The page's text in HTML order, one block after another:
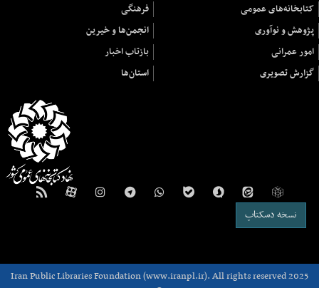
کتابخانه‌های عمومی
فرهنگی
پژوهش و نوآوری
انجمن‌ها و خیرین
امور عمرانی
بازتاب اخبار
گزارش تصویری
استان‌ها
نسخه دسکتاپ
Iran Public Libraries Foundation (www.iranpl.ir). All rights reserved 2025